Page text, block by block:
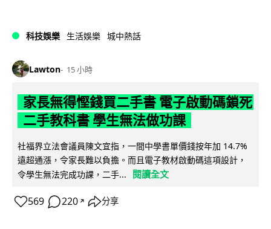
科技娛樂 生活娛樂 城中熱話
Lawton 15 小時
家長無得慳錢買二手書 電子啟動碼鎖死
二手教科書 學生無法做功課
社福界立法會議員陳文宜指，一間中學書單價錢按年加 14.7%
遠超通漲，令家長難以負擔。而且電子教材啟動碼這項設計，
令學生無法完成功課，二手...
閱讀全文
569 220 ↗ 分享